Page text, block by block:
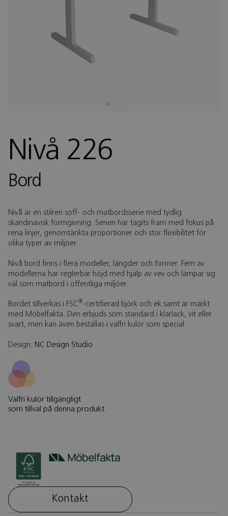
Nivå 226
Bord
Nivå är en stilren soff- och matbordsserie med tydlig
skandinavisk formgivning. Serien har tagits fram med fokus på
rena linjer, genomtänkta proportioner och stor flexibilitet för
olika typer av miljöer.
Nivå bord finns i flera modeller, längder och former. Fem av
modellerna har reglerbar höjd med hjälp av vev och lämpar sig
väl som matbord i offentliga miljöer.
Bordet tillverkas i FSC®-certifierad björk och ek samt är märkt
med Möbelfakta. Den erbjuds som standard i klarlack, vit eller
svart, men kan även beställas i valfri kulör som special.
Design: NC Design Studio
Valfri kulör tillgängligt
som tillval på denna produkt.
Kontakt